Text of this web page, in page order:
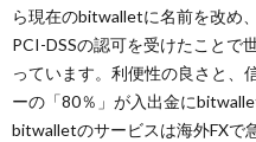
ら現在のbitwalletに名前を改め
PCI-DSSの認可を受けたことで
っています。利便性の良さと、
ーの「80％」が入出金に
bitwalletのサービスは海外FXで